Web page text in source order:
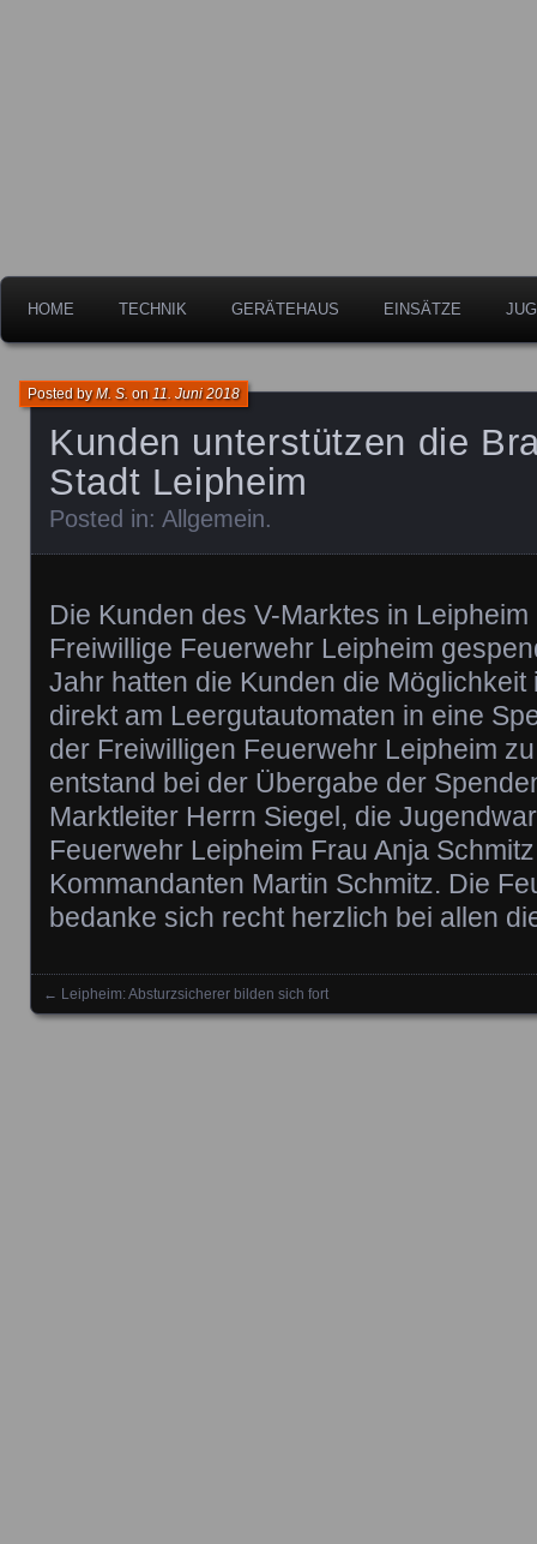
HOME TECHNIK GERÄTEHAUS EINSÄTZE
Kunden unterstützen die
Stadt Leipheim
Posted byM. S. on11. Juni 2018
Posted in: Allgemein.
Die Kunden des V-Marktes in
Freiwillige Feuerwehr Leipheim
Jahr hatten die Kunden die
direkt am Leergutautomaten in eine
der Freiwilligen Feuerwehr Leipheim
entstand bei der Übergabe der
Marktleiter Herrn Siegel, die
Feuerwehr Leipheim Frau Anja
Kommandanten Martin Schmitz. Die
bedanke sich recht herzlich bei allen
Posts navigation
← Leipheim: Absturzsicherer bilden sich fort